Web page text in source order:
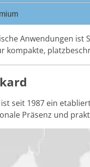
Anwendungen ist
kompakte,
seit 1987 ein
Präsenz und